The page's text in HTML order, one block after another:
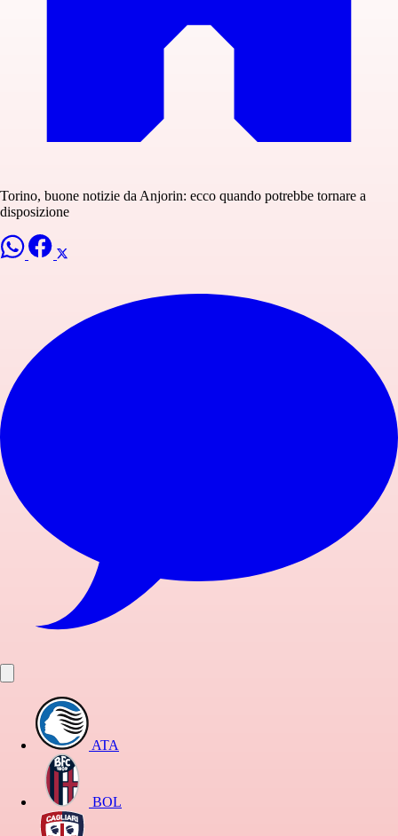
Torino, buone notizie da Anjorin: ecco quando potrebbe tornare a
disposizione
ATA
BOL